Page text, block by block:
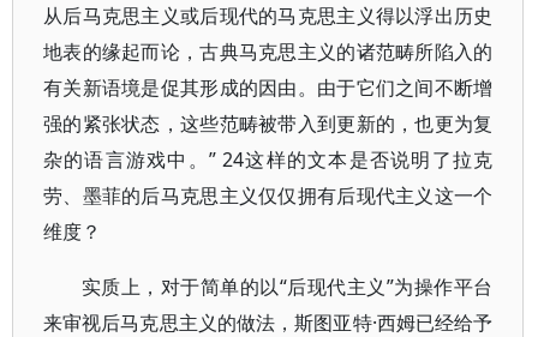
从后马克思主义或后现代的马克思主义得以浮出历史
地表的缘起而论，古典马克思主义的诸范畴所陷入的
有关新语境是促其形成的因由。由于它们之间不断增
强的紧张状态，这些范畴被带入到更新的，也更为复
杂的语言游戏中。” 24这样的文本是否说明了拉克
劳、墨菲的后马克思主义仅仅拥有后现代主义这一个
维度？
实质上，对于简单的以“后现代主义”为操作平台
来审视后马克思主义的做法，斯图亚特·西姆已经给予